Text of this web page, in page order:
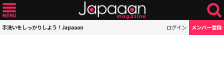
手洗いをしっかりしよう！Japaaan ログイン メンバー登録